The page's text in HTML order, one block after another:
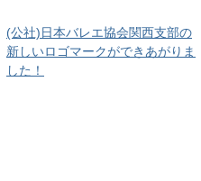
(公社)日本バレエ協会関西支部の
新しいロゴマークができあがりま
した！